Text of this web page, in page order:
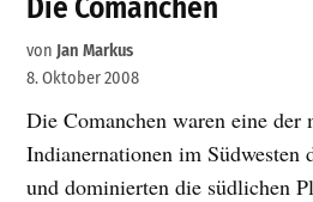
Die Comanchen
von Jan Markus
8. Oktober 2008
Die Comanchen waren eine der
Indianernationen im Südwesten
und dominierten die südlichen